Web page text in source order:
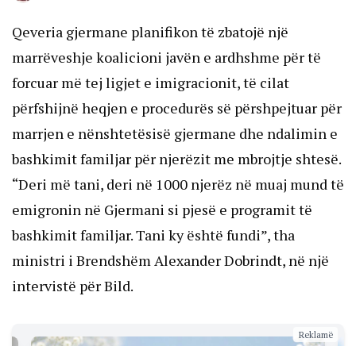
Qeveria gjermane planifikon të zbatojë një
marrëveshje koalicioni javën e ardhshme për të
forcuar më tej ligjet e imigracionit, të cilat
përfshijnë heqjen e procedurës së përshpejtuar për
marrjen e nënshtetësisë gjermane dhe ndalimin e
bashkimit familjar për njerëzit me mbrojtje shtesë.
“Deri më tani, deri në 1000 njerëz në muaj mund të
emigronin në Gjermani si pjesë e programit të
bashkimit familjar. Tani ky është fundi”, tha
ministri i Brendshëm Alexander Dobrindt, në një
intervistë për Bild.
Reklamë